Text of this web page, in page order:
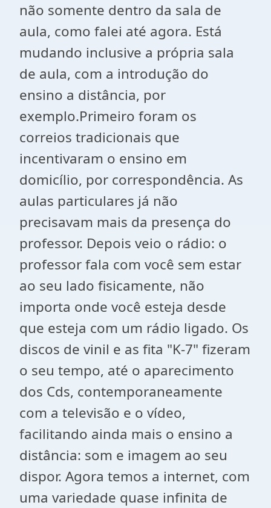
não somente dentro da sala de
aula, como falei até agora. Está
mudando inclusive a própria sala
de aula, com a introdução do
ensino a distância, por
exemplo.Primeiro foram os
correios tradicionais que
incentivaram o ensino em
domicílio, por correspondência. As
aulas particulares já não
precisavam mais da presença do
professor. Depois veio o rádio: o
professor fala com você sem estar
ao seu lado fisicamente, não
importa onde você esteja desde
que esteja com um rádio ligado. Os
discos de vinil e as fita "K-7" fizeram
o seu tempo, até o aparecimento
dos Cds, contemporaneamente
com a televisão e o vídeo,
facilitando ainda mais o ensino a
distância: som e imagem ao seu
dispor. Agora temos a internet, com
uma variedade quase infinita de